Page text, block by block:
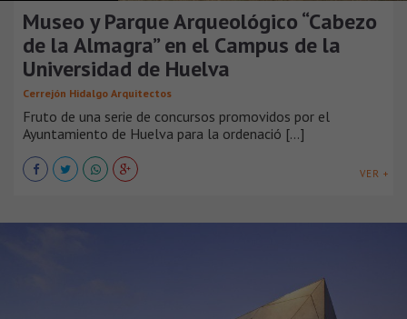
Museo y Parque Arqueológico “Cabezo
de la Almagra” en el Campus de la
Universidad de Huelva
Cerrejón Hidalgo Arquitectos
Fruto de una serie de concursos promovidos por el
Ayuntamiento de Huelva para la ordenació [...]
VER +